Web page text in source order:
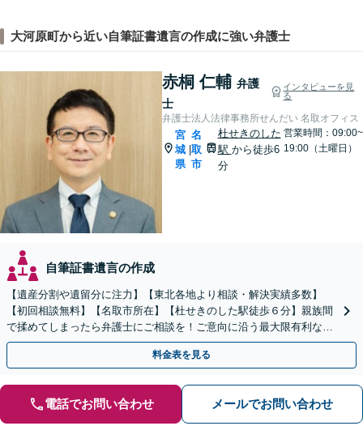
大河原町から近い自筆証書遺言の作成に強い弁護士
赤桐 仁輔 弁護
士
インタビューを見
る
弁護士法人法律事務所せんだい 名取オフィス
宮
城
県
名
取
市
杜せきのした
駅 から徒歩6
分
営業時間：09:00~
19:00（土曜日）
自筆証書遺言の作成
【遺産分割や遺留分に注力】【東北各地より相談・解決実績多数】
【初回相談無料】【名取市所在】【杜せきのした駅徒歩６分】親族間
で揉めてしまったら弁護士にご相談を！ご意向に沿う最大限有利な解
決を目指します【土曜相談可】【駐車場完備】【完全個室】
料金表を見る
電話でお問い合わせ メールでお問い合わせ